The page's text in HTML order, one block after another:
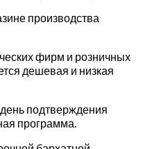
производства
фирм и розничных
дешевая и низкая
подтверждения
программа.